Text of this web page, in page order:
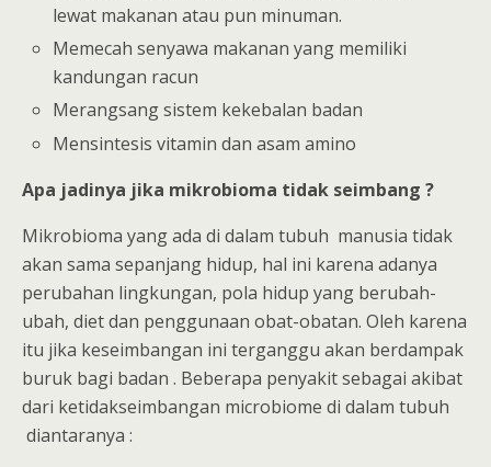
lewat makanan atau pun minuman.
Memecah senyawa makanan yang memiliki
kandungan racun
Merangsang sistem kekebalan badan
Mensintesis vitamin dan asam amino
Apa jadinya jika mikrobioma tidak seimbang ?
Mikrobioma yang ada di dalam tubuh manusia tidak
akan sama sepanjang hidup, hal ini karena adanya
perubahan lingkungan, pola hidup yang berubah-
ubah, diet dan penggunaan obat-obatan. Oleh karena
itu jika keseimbangan ini terganggu akan berdampak
buruk bagi badan . Beberapa penyakit sebagai akibat
dari ketidakseimbangan microbiome di dalam tubuh
diantaranya :